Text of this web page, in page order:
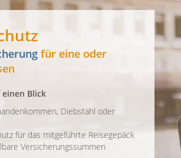
für eine oder
Blick
Diebstahl oder
für das mitgeführte Reisegepäck
Versicherungssummen